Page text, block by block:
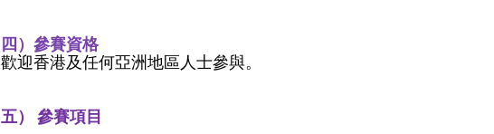
四）參賽資格
歡迎香港及任何亞洲地區人士參與。
五） 參賽項目